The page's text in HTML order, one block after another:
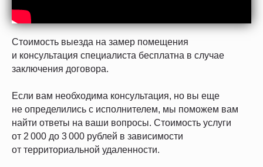
Стоимость выезда на замер помещения
и консультация специалиста бесплатна в случае
заключения договора.
Если вам необходима консультация, но вы еще
не определились с исполнителем, мы поможем вам
найти ответы на ваши вопросы. Стоимость услуги
от 2 000 до 3 000 рублей в зависимости
от территориальной удаленности.